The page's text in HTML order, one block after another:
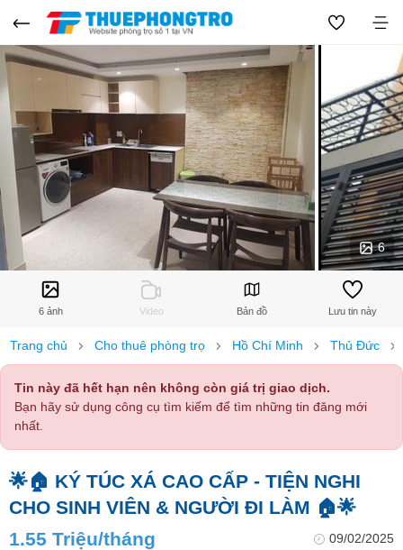
6
6 ảnh Video Bản đồ Lưu tin này
Trang chủ Cho thuê phòng trọ Hồ Chí Minh Thủ Đức
Tin này đã hết hạn nên không còn giá trị giao dịch.
Bạn hãy sử dụng công cụ tìm kiếm để tìm những tin đăng mới
nhất.
🌟🏠 KÝ TÚC XÁ CAO CẤP - TIỆN NGHI
CHO SINH VIÊN & NGƯỜI ĐI LÀM 🏠🌟
1.55 Triệu/tháng
09/02/2025